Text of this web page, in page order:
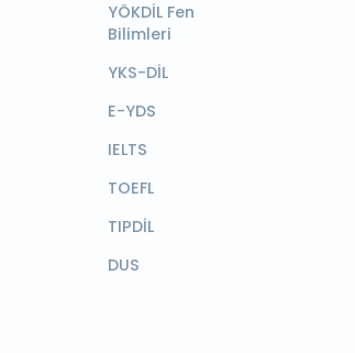
YÖKDİL Fen
Bilimleri
YKS-DİL
E-YDS
IELTS
TOEFL
TIPDİL
DUS